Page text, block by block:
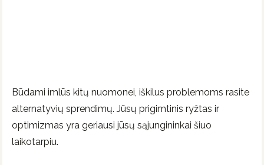
Būdami imlūs kitų nuomonei, iškilus problemoms rasite
alternatyvių sprendimų. Jūsų prigimtinis ryžtas ir
optimizmas yra geriausi jūsų sąjungininkai šiuo
laikotarpiu.